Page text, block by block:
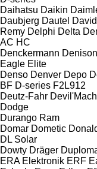
Daihatsu Daikin
Daubjerg Dautel
Remy Delphi Delta
AC HC
Denckermann
Eagle Elite
Denso Denver Depo
BF D-series F2L912
Deutz-Fahr
Dodge
Durango Ram
Domar Dometic
DL Solar
Dowty Dräger
ERA Elektronik ERF